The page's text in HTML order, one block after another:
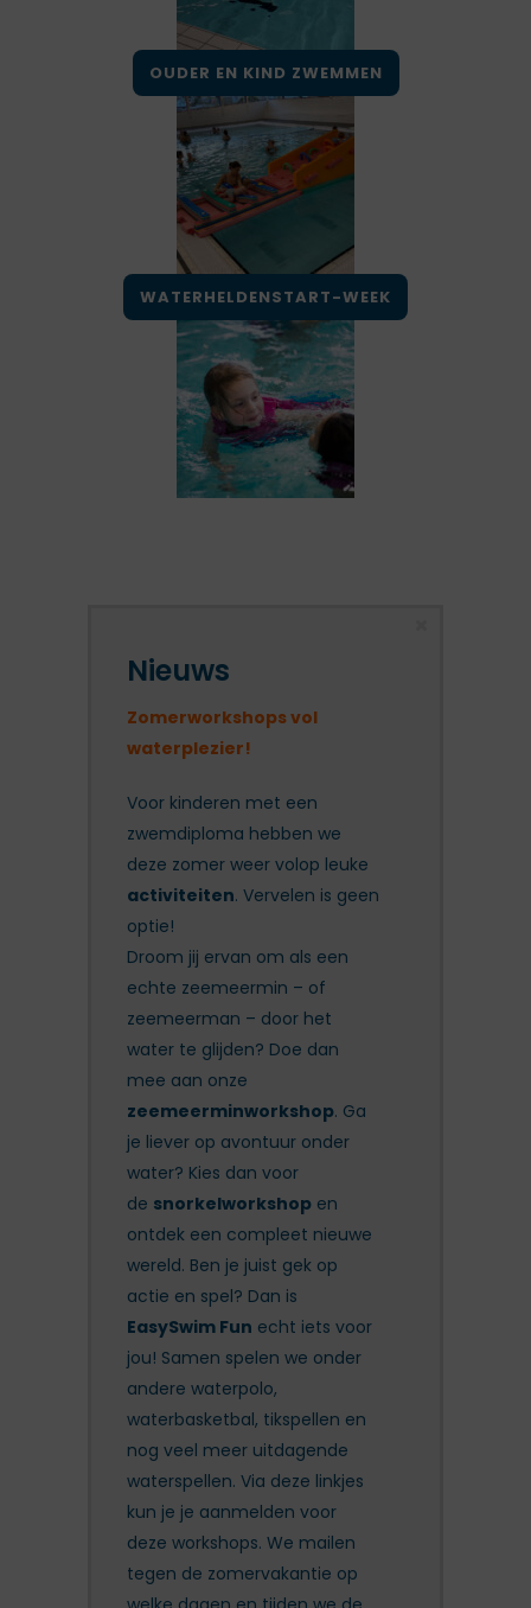
OUDER EN KIND ZWEMMEN
WATERHELDENSTART-WEEK
Nieuws
Zomerworkshops vol
waterplezier!
Voor kinderen met een
zwemdiploma hebben we
deze zomer weer volop leuke
activiteiten. Vervelen is geen
optie!
Droom jij ervan om als een
echte zeemeermin – of
zeemeerman – door het
water te glijden? Doe dan
mee aan onze
zeemeerminworkshop. Ga
je liever op avontuur onder
water? Kies dan voor
de snorkelworkshop en
ontdek een compleet nieuwe
wereld. Ben je juist gek op
actie en spel? Dan is
EasySwim Fun echt iets voor
jou! Samen spelen we onder
andere waterpolo,
waterbasketbal, tikspellen en
nog veel meer uitdagende
waterspellen. Via deze linkjes
kun je je aanmelden voor
deze workshops. We mailen
tegen de zomervakantie op